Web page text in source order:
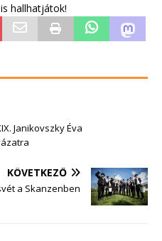
is hallhatjátok!
Janikovszky Éva
KÖVETKEZŐ
a Skanzenben